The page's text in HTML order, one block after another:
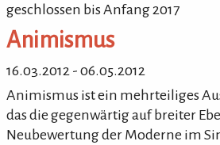
geschlossen bis Anfang 2017
Animismus
16.03.2012 - 06.05.2012
Animismus ist ein mehrteiliges
das die gegenwärtig auf breiter
Neubewertung der Moderne im